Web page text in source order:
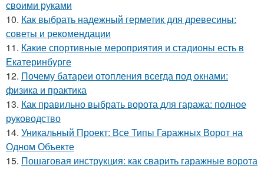
своими руками
10. Как выбрать надежный герметик для древесины:
советы и рекомендации
11. Какие спортивные мероприятия и стадионы есть в
Екатеринбурге
12. Почему батареи отопления всегда под окнами:
физика и практика
13. Как правильно выбрать ворота для гаража: полное
руководство
14. Уникальный Проект: Все Типы Гаражных Ворот на
Одном Объекте
15. Пошаговая инструкция: как сварить гаражные ворота